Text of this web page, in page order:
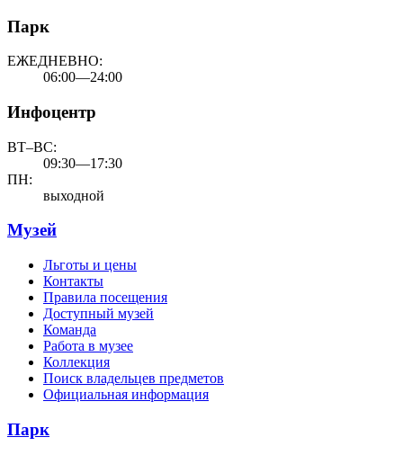
Парк
ЕЖЕДНЕВНО:
06:00—24:00
Инфоцентр
ВТ–ВС:
09:30—17:30
ПН:
выходной
Музей
Льготы и цены
Контакты
Правила посещения
Доступный музей
Команда
Работа в музее
Коллекция
Поиск владельцев предметов
Официальная информация
Парк